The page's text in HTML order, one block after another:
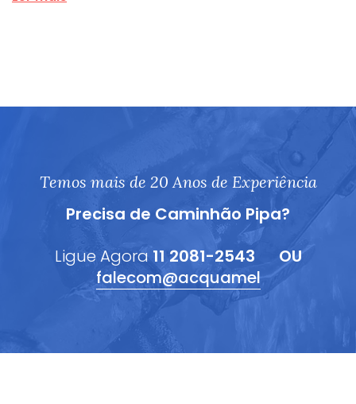
Temos mais de 20 Anos de Experiência
Precisa de Caminhão Pipa?
Ligue Agora 11 2081-2543
OU
falecom@acquamel